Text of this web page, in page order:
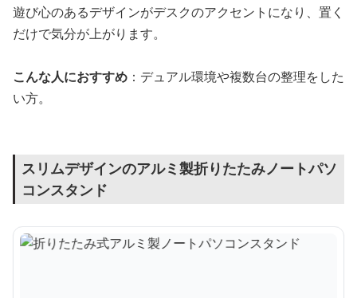
遊び心のあるデザインがデスクのアクセントになり、置く
だけで気分が上がります。
こんな人におすすめ ：デュアル環境や複数台の整理をした
い方。
スリムデザインのアルミ製折りたたみノートパソ
コンスタンド